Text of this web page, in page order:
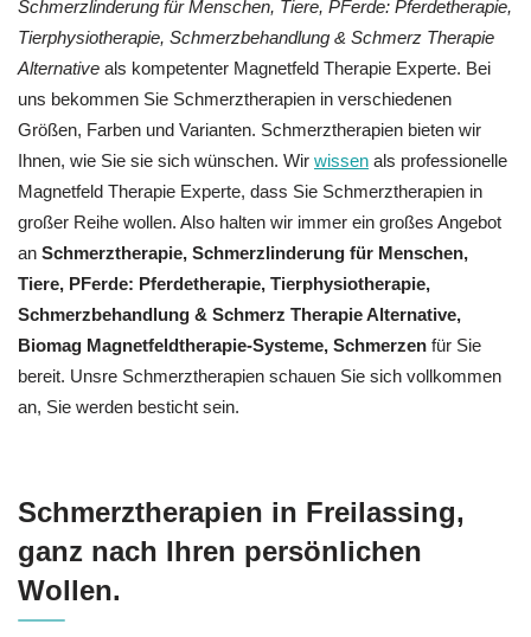
Schmerzlinderung für Menschen, Tiere, PFerde: Pferdetherapie,
Tierphysiotherapie, Schmerzbehandlung & Schmerz Therapie
Alternative als kompetenter Magnetfeld Therapie Experte. Bei
uns bekommen Sie Schmerztherapien in verschiedenen
Größen, Farben und Varianten. Schmerztherapien bieten wir
Ihnen, wie Sie sie sich wünschen. Wir wissen als professionelle
Magnetfeld Therapie Experte, dass Sie Schmerztherapien in
großer Reihe wollen. Also halten wir immer ein großes Angebot
an Schmerztherapie, Schmerzlinderung für Menschen,
Tiere, PFerde: Pferdetherapie, Tierphysiotherapie,
Schmerzbehandlung & Schmerz Therapie Alternative,
Biomag Magnetfeldtherapie-Systeme, Schmerzen für Sie
bereit. Unsre Schmerztherapien schauen Sie sich vollkommen
an, Sie werden besticht sein.
Schmerztherapien in Freilassing,
ganz nach Ihren persönlichen
Wollen.